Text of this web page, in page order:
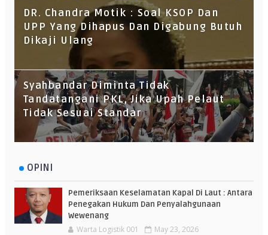
DR. Chandra Motik : Soal KSOP Dan
UPP Yang Dihapus Dan Digabung Butuh
Dikaji Ulang
Syahbandar Diminta Tidak
Tandatangani PKL, Jika Upah Pelaut
Tidak Sesuai Standar
OPINI
Pemeriksaan Keselamatan Kapal Di Laut : Antara
Penegakan Hukum Dan Penyalahgunaan
Wewenang
Warta Logistik 001 May 23, 2026